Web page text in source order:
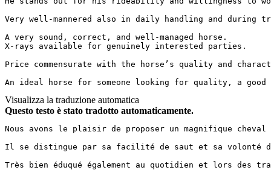
Very well-mannered also in daily handling and during
A very sound, correct, and well-managed horse.
X-rays available for genuinely interested parties.
Price commensurate with the horse’s quality and
An ideal horse for someone looking for quality, a
Visualizza la traduzione automatica
Questo testo è stato tradotto automaticamente.
Nous avons le plaisir de proposer un magnifique
Il se distingue par sa facilité de saut et sa volonté
Très bien éduqué également au quotidien et lors des